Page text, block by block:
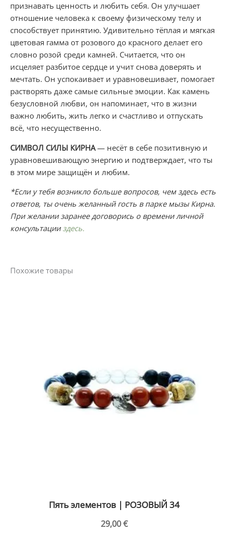
признавать ценность и любить себя. Он улучшает
отношение человека к своему физическому телу и
способствует принятию. Удивительно тёплая и мягкая
цветовая гамма от розового до красного делает его
словно розой среди камней. Считается, что он
исцеляет разбитое сердце и учит снова доверять и
мечтать. Он успокаивает и уравновешивает, помогает
растворять даже самые сильные эмоции. Как камень
безусловной любви, он напоминает, что в жизни
важно любить, жить легко и счастливо и отпускать
всё, что несущественно.
СИМВОЛ СИЛЫ КИРНА— несёт в себе позитивную и
уравновешивающую энергию и подтверждает, что ты
в этом мире защищён и любим.
*Если у тебя возникло больше вопросов, чем здесь есть
ответов, ты очень желанный гость в парке мызы Кирна.
При желании заранее договорись о времени личной
консультации здесь.
Похожие товары
Пять элементов | РОЗОВЫЙ 34
29,00€
выбрать
на
странице